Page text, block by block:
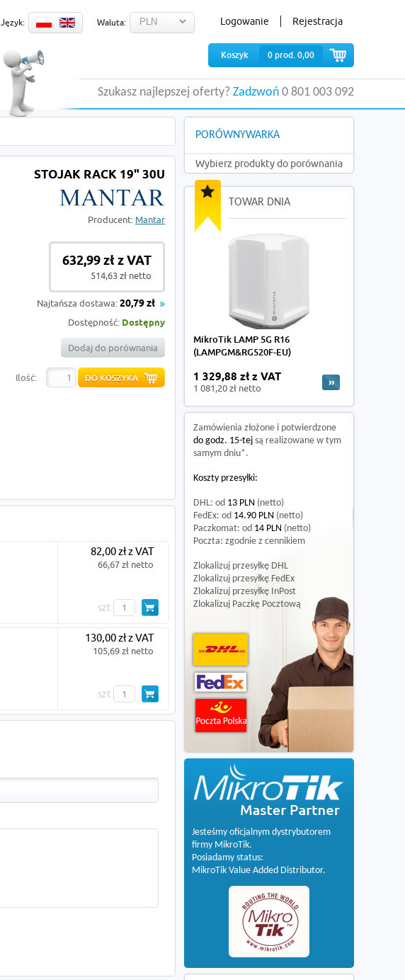
Język: Waluta: Logowanie Rejestracja
Koszyk 0 prod. 0,00
Szukasz najlepszej oferty? Zadzwoń 0 801 003 092
STOJAK RACK 19" 30U
Producent: Mantar
632,99 zł z VAT
514,63 zł netto
Najtańsza dostawa:20,79 zł
Dostępność: Dostępny
Dodaj do porównania
Ilość:
82,00 zł z VAT
66,67 zł netto
szt
130,00 zł z VAT
105,69 zł netto
szt
PORÓWNYWARKA
Wybierz produkty do porównania
TOWAR DNIA
MikroTik LAMP 5G R16
(LAMPGM&RG520F-EU)
1 329,88 zł z VAT
1 081,20 zł netto
Zamówienia złożone i potwierdzone
do godz. 15-tej są realizowane w tym
samym dniu*.
Koszty przesyłki:
DHL: od 13 PLN (netto)
FedEx: od 14.90 PLN (netto)
Paczkomat: od 14 PLN (netto)
Poczta: zgodnie z cennikiem
Zlokalizuj przesyłkę DHL
Zlokalizuj przesyłkę FedEx
Zlokalizuj przesyłkę InPost
Zlokalizuj Paczkę Pocztową
Jesteśmy oficjalnym dystrybutorem
firmy MikroTik.
Posiadamy status:
MikroTik Value Added Distributor.